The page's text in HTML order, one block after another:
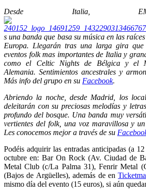
Desde Italia,
s una banda que basa su música en las
Europa. Llegarán tras una larga gira
eventos folk mas importantes de Italia y
como el Celtic Nights de Bélgica y el
Alemania. Sentimientos ancestrales y
Más info del grupo en su Facebook.
Abriendo la noche, desde Madrid, los
deleitarán con su preciosas melodías y
profundo del bosque. Una banda muy
vertientes del folk, una voz maravillosa y
Les conocemos mejor a través de su
Podéis adquirir las entradas anticipadas (a
octubre en: Bar On Rock (Av. Ciudad de
Metal Club (c/La Palma 31), Fenrir Metal
(Bajos de Argüelles), además de en
mismo día del evento (15 euros), si aún